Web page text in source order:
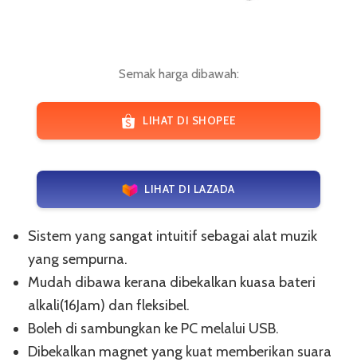
Semak harga dibawah:
LIHAT DI SHOPEE
LIHAT DI LAZADA
Sistem yang sangat intuitif sebagai alat muzik
yang sempurna.
Mudah dibawa kerana dibekalkan kuasa bateri
alkali(16Jam) dan fleksibel.
Boleh di sambungkan ke PC melalui USB.
Dibekalkan magnet yang kuat memberikan suara